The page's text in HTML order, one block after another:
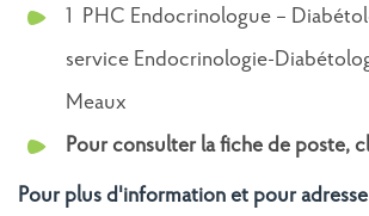
1 PHC Endocrinologue –
service Endocrinologie-
Meaux
Pour consulter la fiche de poste,
Pour plus d'information et pour